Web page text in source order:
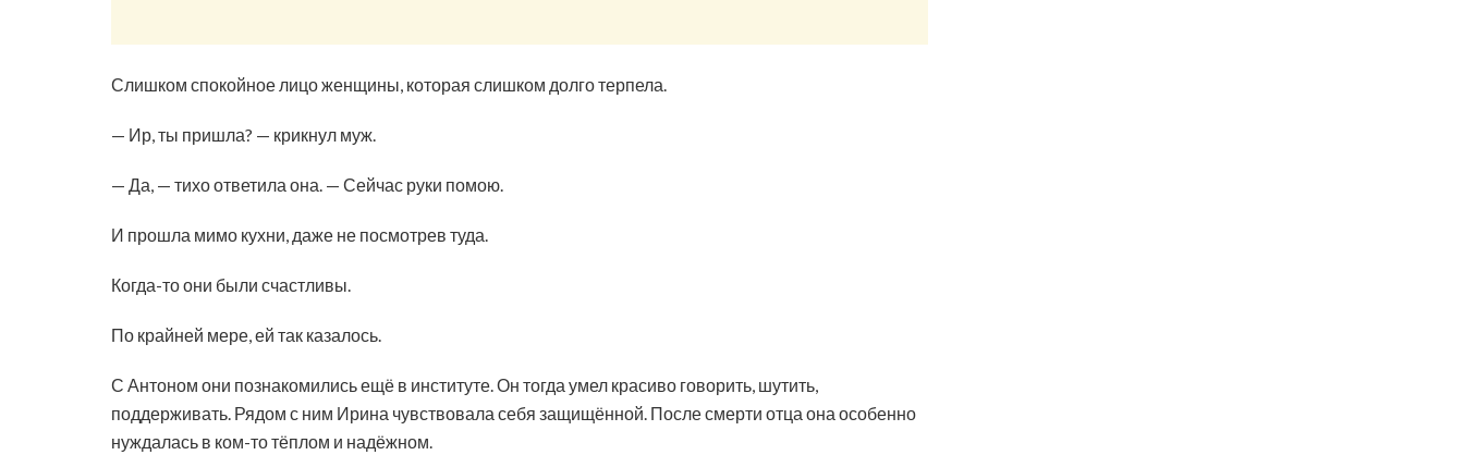
Слишком спокойное лицо женщины, которая слишком долго терпела.
— Ир, ты пришла? — крикнул муж.
— Да, — тихо ответила она. — Сейчас руки помою.
И прошла мимо кухни, даже не посмотрев туда.
Когда-то они были счастливы.
По крайней мере, ей так казалось.
С Антоном они познакомились ещё в институте. Он тогда умел красиво говорить, шутить,
поддерживать. Рядом с ним Ирина чувствовала себя защищённой. После смерти отца она особенно
нуждалась в ком-то тёплом и надёжном.